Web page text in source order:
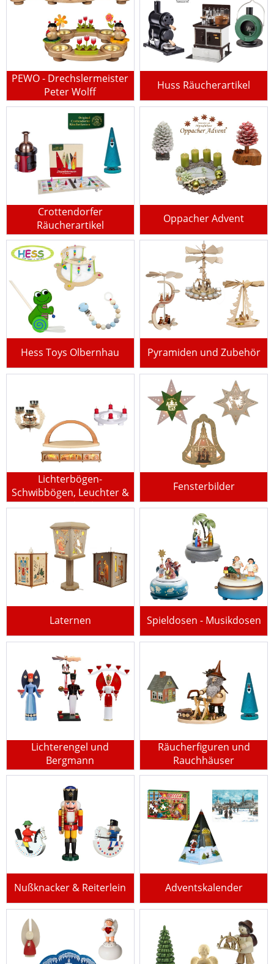
PEWO - Drechslermeister
Peter Wolff
Huss Räucherartikel
Crottendorfer
Räucherartikel
Oppacher Advent
Hess Toys Olbernhau Pyramiden und Zubehör
Lichterbögen-
Schwibbögen, Leuchter &
Fensterbänke
Fensterbilder
Laternen Spieldosen - Musikdosen
Lichterengel und
Bergmann
Räucherfiguren und
Rauchhäuser
Nußknacker & Reiterlein Adventskalender